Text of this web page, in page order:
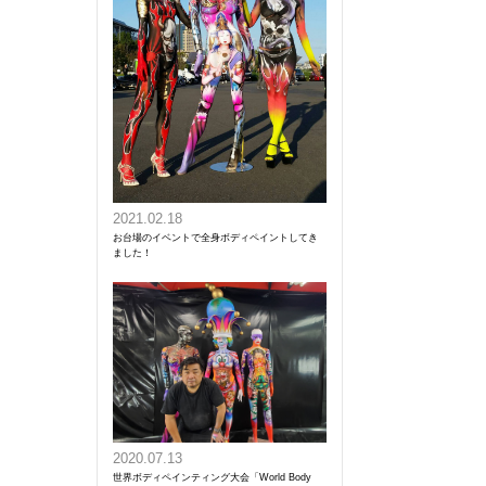
2021.02.18
お台場のイベントで全身ボディペイントしてき
ました！
2020.07.13
世界ボディペインティング大会「World Body